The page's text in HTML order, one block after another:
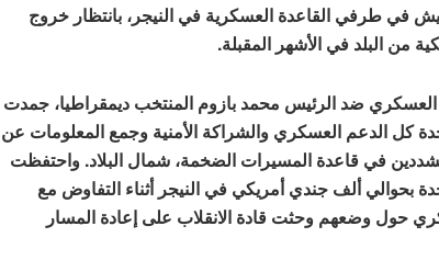
في طرفي القاعدة العسكرية في النيجر، بانتظار خروج
من البلد في الأشهر المقبلة.
العسكري ضد الرئيس محمد بازوم المنتخب ديمقراطيا، جمدت
كل الدعم العسكري والشراكة الأمنية وجمع المعلومات عن
في قاعدة المسيرات الضخمة، شمال البلاد. واحتفظت
بحوالي ألف جندي أمريكي في النيجر أثناء التفاوض مع
حول وضعهم وحثت قادة الانقلاب على إعادة المسار